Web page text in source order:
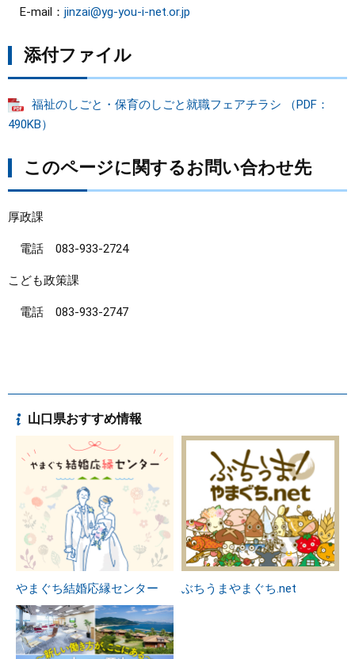
E-mail： jinzai@yg-you-i-net.or.jp
添付ファイル
福祉のしごと・保育のしごと就職フェアチラシ （PDF：
490KB）
このページに関するお問い合わせ先
厚政課
電話 083‐933-2724
こども政策課
電話 083‐933-2747
山口県おすすめ情報
やまぐち結婚応縁センター ぶちうまやまぐち.net